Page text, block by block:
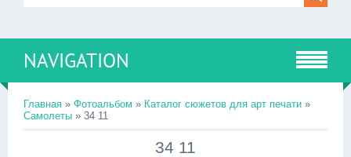
NAVIGATION
Главная » Фотоальбом » Каталог сюжетов для арт печати »
Самолеты » 34 11
34 11